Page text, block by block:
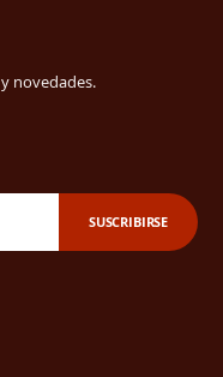
novedades.
SUSCRIBIRSE